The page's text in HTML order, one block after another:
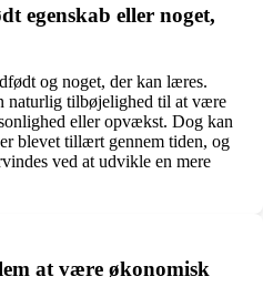
egenskab eller noget,
og noget, der kan læres.
naturlig tilbøjelighed til at være
eller opvækst. Dog kan
blevet tillært gennem tiden, og
ved at udvikle en mere
at være økonomisk